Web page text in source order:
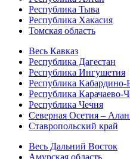
Республика Тыва
Республика Хакасия
Томская область
Весь Кавказ
Республика Дагестан
Республика Ингушетия
Республика Кабардино-
Республика Карачаево-
Республика Чечня
Северная Осетия –
Ставропольский край
Весь Дальний Восток
Амурская область